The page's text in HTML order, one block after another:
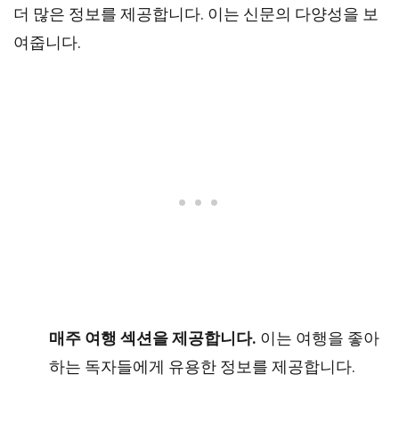
더 많은 정보를 제공합니다. 이는 신문의 다양성을 보
여줍니다.
매주 여행 섹션을 제공합니다. 이는 여행을 좋아
하는 독자들에게 유용한 정보를 제공합니다.